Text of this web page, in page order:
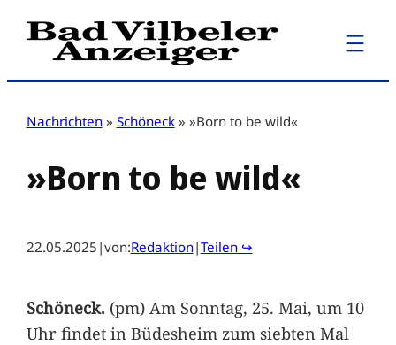
Zum
Inhalt
Nachrichten » Schöneck » »Born to be wild«
»Born to be wild«
22.05.2025 |von:Redaktion|Teilen ↪
Schöneck.(pm) Am Sonntag, 25. Mai, um 10
Uhr findet in Büdesheim zum siebten Mal